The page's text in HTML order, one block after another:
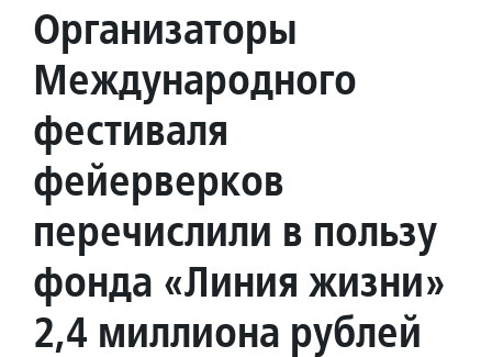
Организаторы
Международного
фестиваля
фейерверков
перечислили в пользу
фонда «Линия жизни»
2,4 миллиона рублей